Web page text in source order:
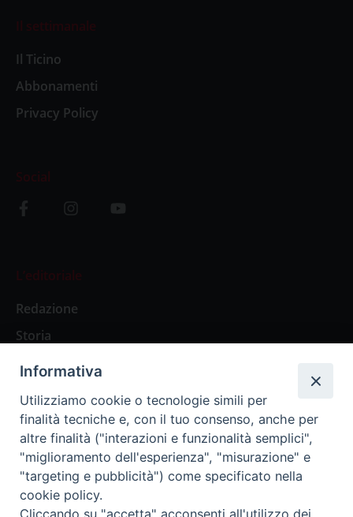
Il settimanale
Il Ticino
Abbonamenti
Privacy Policy
Social
L’editoriale
Redazione
Storia
Abbonamenti
Abbonamento Annuale Digitale
Abbonamento Annuale Cartaceo
Abbonamento Singola Copia Digitale
Informativa
Utilizziamo cookie o tecnologie simili per
finalità tecniche e, con il tuo consenso, anche per
altre finalità ("interazioni e funzionalità semplici",
"miglioramento dell'esperienza", "misurazione" e
"targeting e pubblicità") come specificato nella
cookie policy.